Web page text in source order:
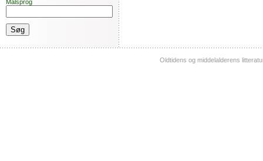
Målsprog
Oldtidens og middelalderens